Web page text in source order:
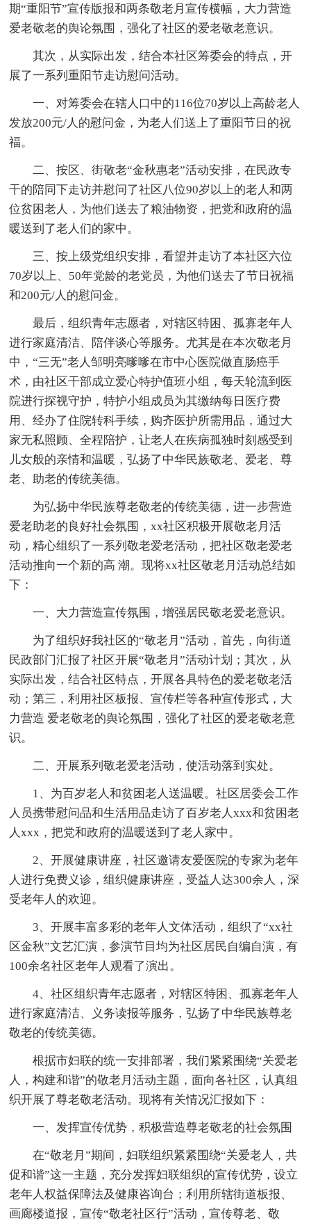
期“重阳节”宣传版报和两条敬老月宣传横幅，大力营造
爱老敬老的舆论氛围，强化了社区的爱老敬老意识。
其次，从实际出发，结合本社区筹委会的特点，开
展了一系列重阳节走访慰问活动。
一、对筹委会在辖人口中的116位70岁以上高龄老人
发放200元/人的慰问金，为老人们送上了重阳节日的祝
福。
二、按区、街敬老“金秋惠老”活动安排，在民政专
干的陪同下走访并慰问了社区八位90岁以上的老人和两
位贫困老人，为他们送去了粮油物资，把党和政府的温
暖送到了老人们的家中。
三、按上级党组织安排，看望并走访了本社区六位
70岁以上、50年党龄的老党员，为他们送去了节日祝福
和200元/人的慰问金。
最后，组织青年志愿者，对辖区特困、孤寡老年人
进行家庭清洁、陪伴谈心等服务。尤其是在本次敬老月
中，“三无”老人邹明亮嗲嗲在市中心医院做直肠癌手
术，由社区干部成立爱心特护值班小组，每天轮流到医
院进行探视守护，特护小组成员为其缴纳每日医疗费
用、经办了住院转科手续，购齐医护所需用品，通过大
家无私照顾、全程陪护，让老人在疾病孤独时刻感受到
儿女般的亲情和温暖，弘扬了中华民族敬老、爱老、尊
老、助老的传统美德。
为弘扬中华民族尊老敬老的传统美德，进一步营造
爱老助老的良好社会氛围，xx社区积极开展敬老月活
动，精心组织了一系列敬老爱老活动，把社区敬老爱老
活动推向一个新的高 潮。现将xx社区敬老月活动总结如
下：
一、大力营造宣传氛围，增强居民敬老爱老意识。
为了组织好我社区的“敬老月”活动，首先，向街道
民政部门汇报了社区开展“敬老月”活动计划；其次，从
实际出发，结合社区特点，开展各具特色的爱老敬老活
动；第三，利用社区板报、宣传栏等各种宣传形式，大
力营造 爱老敬老的舆论氛围，强化了社区的爱老敬老意
识。
二、开展系列敬老爱老活动，使活动落到实处。
1、为百岁老人和贫困老人送温暖。社区居委会工作
人员携带慰问品和生活用品走访了百岁老人xxx和贫困老
人xxx，把党和政府的温暖送到了老人家中。
2、开展健康讲座，社区邀请友爱医院的专家为老年
人进行免费义诊，组织健康讲座，受益人达300余人，深
受老年人的欢迎。
3、开展丰富多彩的老年人文体活动，组织了“xx社
区金秋”文艺汇演，参演节目均为社区居民自编自演，有
100余名社区老年人观看了演出。
4、社区组织青年志愿者，对辖区特困、孤寡老年人
进行家庭清洁、义务读报等服务，弘扬了中华民族尊老
敬老的传统美德。
根据市妇联的统一安排部署，我们紧紧围绕“关爱老
人，构建和谐”的敬老月活动主题，面向各社区，认真组
织开展了尊老敬老活动。现将有关情况汇报如下：
一、发挥宣传优势，积极营造尊老敬老的社会氛围
在“敬老月”期间，妇联组织紧紧围绕“关爱老人，共
促和谐”这一主题，充分发挥妇联组织的宣传优势，设立
老年人权益保障法及健康咨询台；利用所辖街道板报、
画廊楼道报，宣传“敬老社区行”活动，宣传尊老、敬